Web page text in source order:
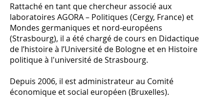
Rattaché en tant que chercheur associé aux
laboratoires AGORA – Politiques (Cergy, France) et
Mondes germaniques et nord-européens
(Strasbourg), il a été chargé de cours en Didactique
de l’histoire à l’Université de Bologne et en Histoire
politique à l'université de Strasbourg.
Depuis 2006, il est administrateur au Comité
économique et social européen (Bruxelles).